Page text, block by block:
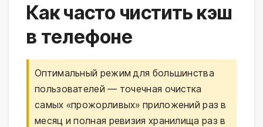
Как часто чистить кэш
в телефоне
Оптимальный режим для большинства
пользователей — точечная очистка
самых «прожорливых» приложений раз в
месяц и полная ревизия хранилища раз в